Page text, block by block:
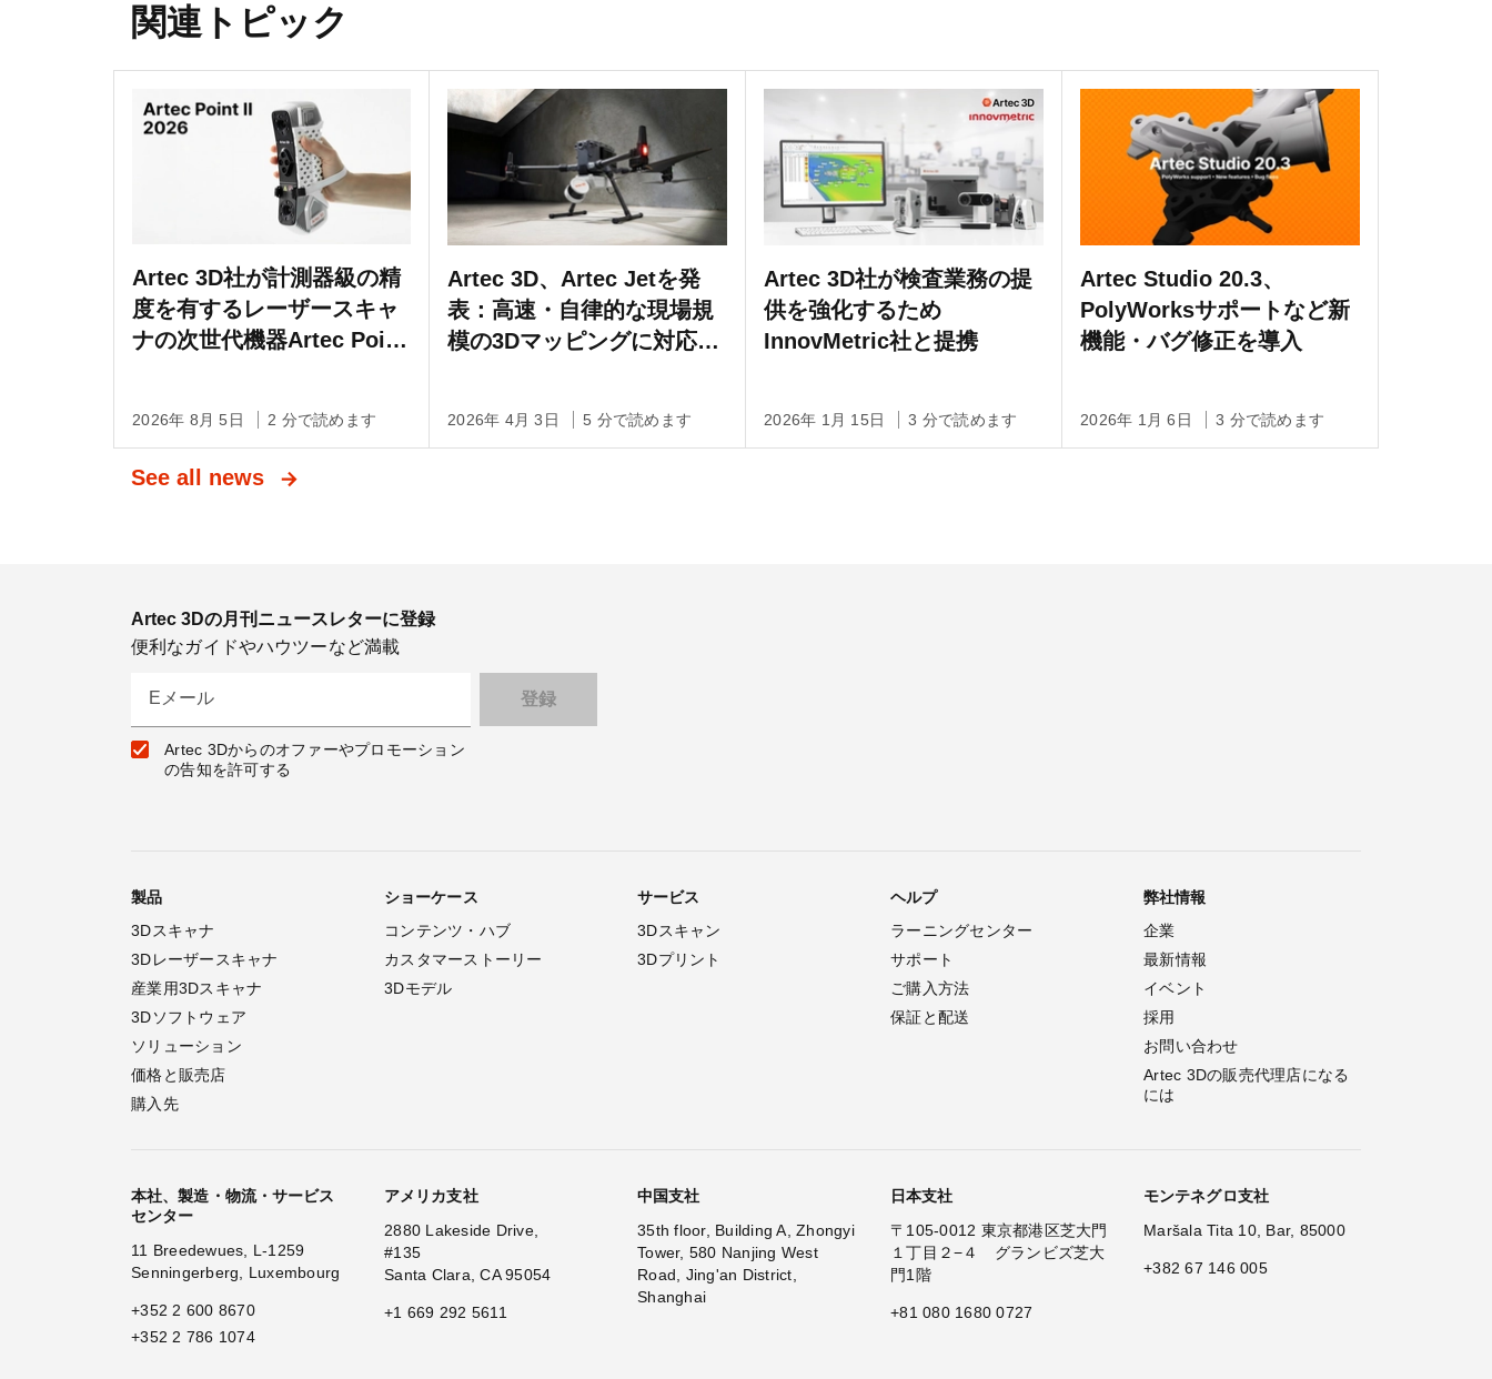
関連トピック
Artec 3D社が計測器級の精
度を有するレーザースキャ
ナの次世代機器Artec Point
2026年 8月 5日 2 分で読めます
Artec 3D、Artec Jetを発
表：高速・自律的な現場規
模の3Dマッピングに対応す
2026年 4月 3日 5 分で読めます
Artec 3D社が検査業務の提
供を強化するため
InnovMetric社と提携
2026年 1月 15日 3 分で読めます
Artec Studio 20.3、
PolyWorksサポートなど新
機能・バグ修正を導入
2026年 1月 6日 3 分で読めます
See all news
Artec 3Dの月刊ニュースレターに登録
便利なガイドやハウツーなど満載
Eメール
Artec 3Dからのオファーやプロモーション
の告知を許可する
製品
3Dスキャナ
3Dレーザースキャナ
産業用3Dスキャナ
3Dソフトウェア
ソリューション
価格と販売店
購入先
ショーケース
コンテンツ・ハブ
カスタマーストーリー
3Dモデル
サービス
3Dスキャン
3Dプリント
ヘルプ
ラーニングセンター
サポート
ご購入方法
保証と配送
弊社情報
企業
最新情報
イベント
採用
お問い合わせ
Artec 3Dの販売代理店になる
には
本社、製造・物流・サービス
センター
11 Breedewues, L-1259
Senningerberg, Luxembourg
+352 2 600 8670
+352 2 786 1074
アメリカ支社
2880 Lakeside Drive,
#135
Santa Clara, CA 95054
+1 669 292 5611
中国支社
35th floor, Building A, Zhongyi
Tower, 580 Nanjing West
Road, Jing'an District,
Shanghai
日本支社
〒105-0012 東京都港区芝大門
１丁目２−４ グランビズ芝大
門1階
+81 080 1680 0727
モンテネグロ支社
Maršala Tita 10, Bar, 85000
+382 67 146 005